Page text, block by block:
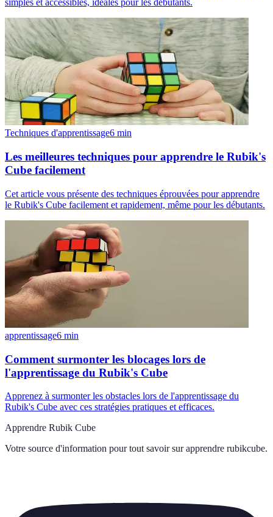
simples et accessibles, idéales pour les débutants.
Techniques d'apprentissage6 min
Les meilleures techniques pour apprendre le Rubik's
Cube facilement
Cet article vous présente des techniques éprouvées pour apprendre
le Rubik's Cube facilement et rapidement, même pour les débutants.
apprentissage6 min
Comment surmonter les blocages lors de
l'apprentissage du Rubik's Cube
Apprenez à surmonter les obstacles lors de l'apprentissage du
Rubik's Cube avec ces stratégies pratiques et efficaces.
Apprendre Rubik Cube
Votre source d'information pour tout savoir sur apprendre rubikcube.